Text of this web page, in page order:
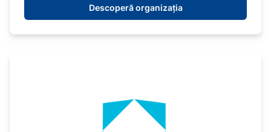
Descoperă organizația